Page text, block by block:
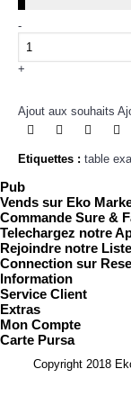
-
+
Ajout aux souhaits
Etiquettes : table
Pub
Vends sur Eko
Commande Sure &
Telechargez notre
Rejoindre notre Liste
Connection sur
Information
Service Client
Extras
Mon Compte
Carte Pursa
Copyright 2018